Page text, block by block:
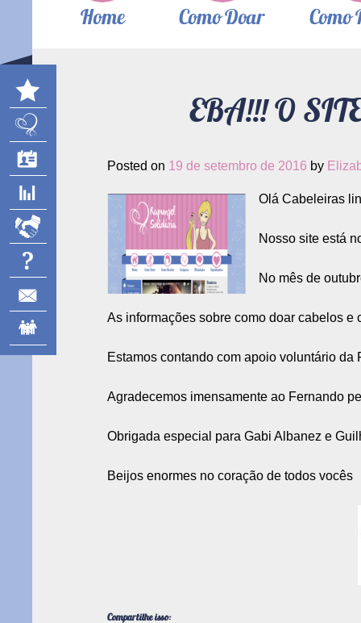
Home Como Doar Como
EBA!!! O
Posted on 19 de setembro de 2016 by
Olá Cabeleiras
Nosso site está
No mês de
As informações sobre como doar cabelos e
Estamos contando com apoio voluntário
Agradecemos imensamente ao Fernando
Obrigada especial para Gabi Albanez e
Beijos enormes no coração de todos vocês
Compartilhe isso: